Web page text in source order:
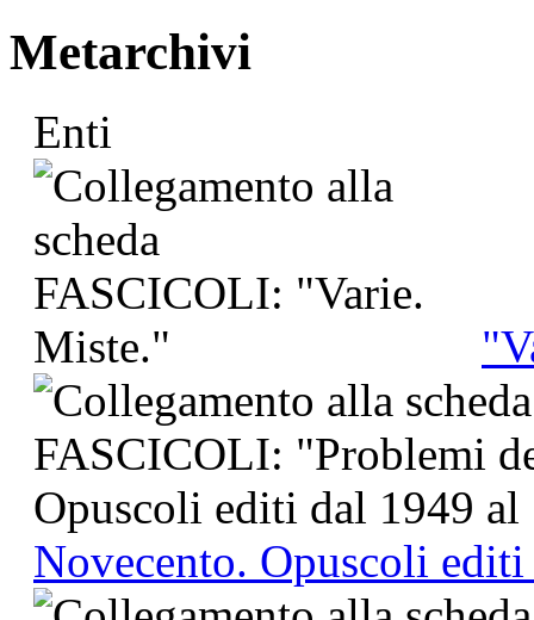
Metarchivi
Enti
Novecento. Opuscoli